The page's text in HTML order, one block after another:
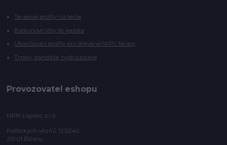
Terasové profily na terče
Balkonové lišty do lepidla
Ukončovací profily pro dřevěné/WPC terasy
Tmely, bandáže, hydroizolace
Provozovatel eshopu
MPM Logistic, s.r.o
Politických vězňů 1233/40
251 01 Říčany